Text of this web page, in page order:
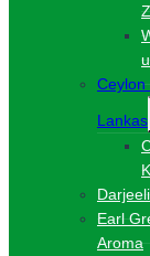
Ceylon
Lankas
Earl
Aroma